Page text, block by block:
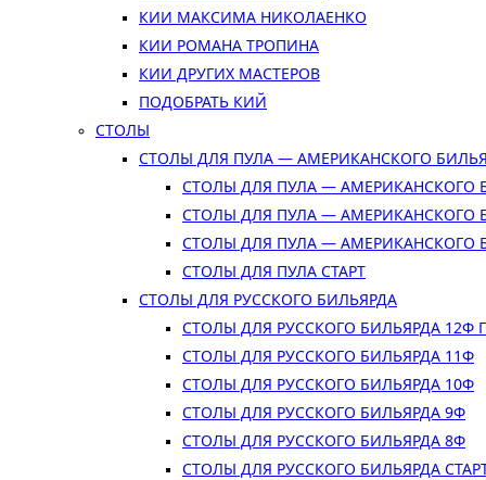
КИИ МАКСИМА НИКОЛАЕНКО
КИИ РОМАНА ТРОПИНА
КИИ ДРУГИХ МАСТЕРОВ
ПОДОБРАТЬ КИЙ
СТОЛЫ
СТОЛЫ ДЛЯ ПУЛА — АМЕРИКАНСКОГО
СТОЛЫ ДЛЯ ПУЛА — АМЕРИКАНСКОГО
СТОЛЫ ДЛЯ ПУЛА — АМЕРИКАНСКОГО
СТОЛЫ ДЛЯ ПУЛА — АМЕРИКАНСКОГО
СТОЛЫ ДЛЯ ПУЛА СТАРТ
СТОЛЫ ДЛЯ РУССКОГО БИЛЬЯРДА
СТОЛЫ ДЛЯ РУССКОГО БИЛЬЯРДА
СТОЛЫ ДЛЯ РУССКОГО БИЛЬЯРДА 11Ф
СТОЛЫ ДЛЯ РУССКОГО БИЛЬЯРДА 10Ф
СТОЛЫ ДЛЯ РУССКОГО БИЛЬЯРДА 9Ф
СТОЛЫ ДЛЯ РУССКОГО БИЛЬЯРДА 8Ф
СТОЛЫ ДЛЯ РУССКОГО БИЛЬЯРДА